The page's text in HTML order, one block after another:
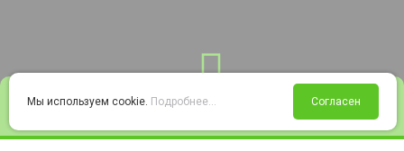
Войти Избранное Корзина
Мы используем cookie. Подробнее... Согласен